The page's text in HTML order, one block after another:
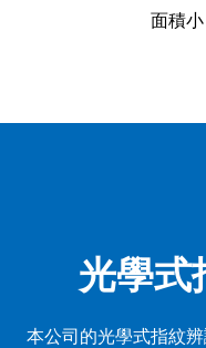
面積
光學式
本公司的光學式指紋